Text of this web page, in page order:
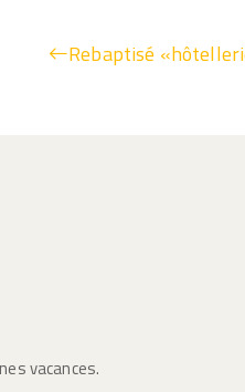
Rebaptisé
vacances.